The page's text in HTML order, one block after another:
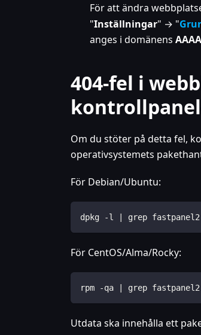
För att ändra
"Inställningar" → "
anges i domänens AAAA
404-fel i
Om du stöter på detta fel,
operativsystemets
För Debian/Ubuntu:
dpkg -l | grep fastpanel2
För CentOS/Alma/Rocky:
rpm -qa | grep fastpanel2
Utdata ska innehålla ett